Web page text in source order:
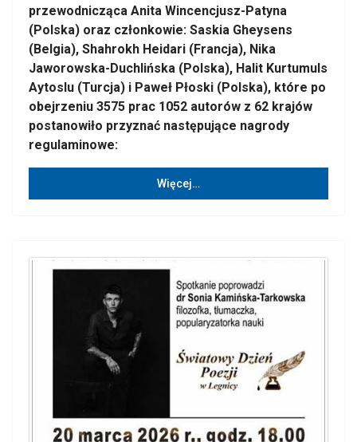
przewodnicząca Anita Wincencjusz-Patyna
(Polska) oraz członkowie: Saskia Gheysens
(Belgia), Shahrokh Heidari (Francja), Nika
Jaworowska-Duchlińska (Polska), Halit Kurtumuls
Aytoslu (Turcja) i Paweł Płoski (Polska), które po
obejrzeniu 3575 prac 1052 autorów z 62 krajów
postanowiło przyznać następujące nagrody
regulaminowe:
Więcej…